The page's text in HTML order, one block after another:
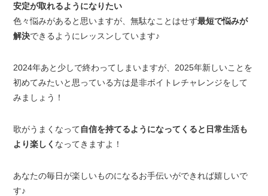
安定が取れるようになりたい
色々悩みがあると思いますが、無駄なことはせず最短で悩みが
解決できるようにレッスンしています♪
2024年あと少しで終わってしまいますが、2025年新しいことを
初めてみたいと思っている方は是非ボイトレチャレンジをして
みましょう！
歌がうまくなって自信を持てるようになってくると日常生活も
より楽しく なってきますよ！
あなたの毎日が楽しいものになるお手伝いができれば嬉しいで
す♪